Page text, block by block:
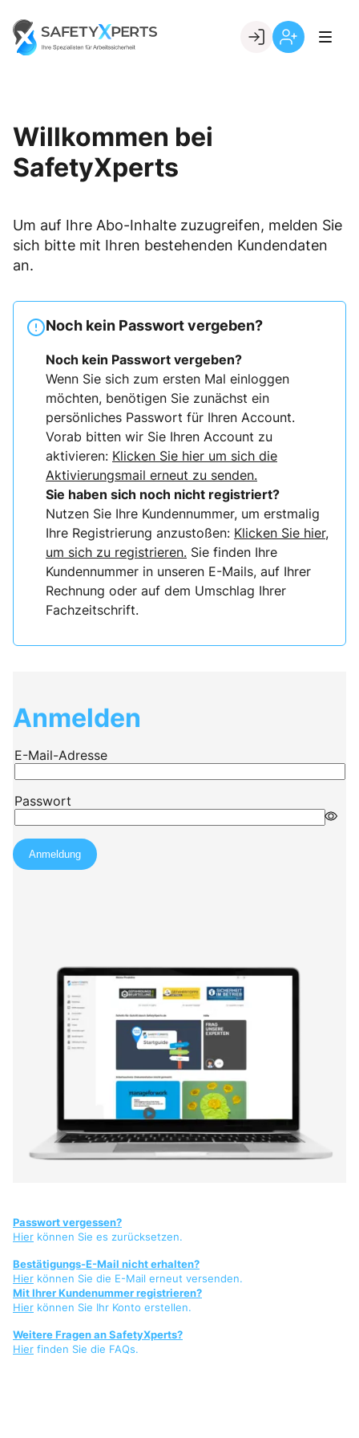
content
Go to landing page.
Willkommen bei
SafetyXperts
Um auf Ihre Abo-Inhalte zuzugreifen, melden Sie
sich bitte mit Ihren bestehenden Kundendaten
an.
Noch kein Passwort vergeben?
Noch kein Passwort vergeben?
Wenn Sie sich zum ersten Mal einloggen
möchten, benötigen Sie zunächst ein
persönliches Passwort für Ihren Account.
Vorab bitten wir Sie Ihren Account zu
aktivieren: Klicken Sie hier um sich die
Aktivierungsmail erneut zu senden.
Sie haben sich noch nicht registriert?
Nutzen Sie Ihre Kundennummer, um erstmalig
Ihre Registrierung anzustoßen: Klicken Sie hier,
um sich zu registrieren. Sie finden Ihre
Kundennummer in unseren E-Mails, auf Ihrer
Rechnung oder auf dem Umschlag Ihrer
Fachzeitschrift.
Anmelden
Passwort vergessen?
Hier können Sie es zurücksetzen.
Bestätigungs-E-Mail nicht erhalten?
Hier können Sie die E-Mail erneut versenden.
Mit Ihrer Kundenummer registrieren?
Hier können Sie Ihr Konto erstellen.
Weitere Fragen an SafetyXperts?
Hier finden Sie die FAQs.